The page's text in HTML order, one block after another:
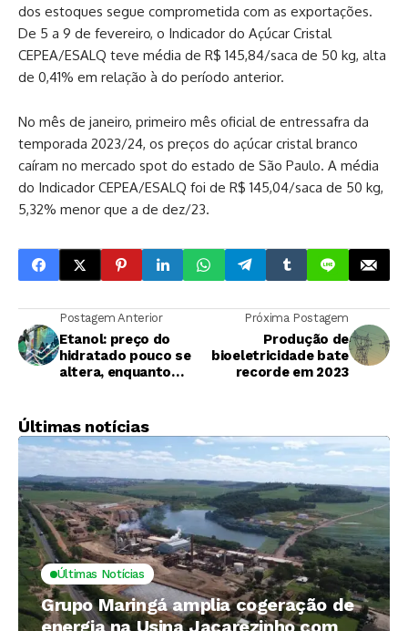
dos estoques segue comprometida com as exportações.
De 5 a 9 de fevereiro, o Indicador do Açúcar Cristal
CEPEA/ESALQ teve média de R$ 145,84/saca de 50 kg, alta
de 0,41% em relação à do período anterior.
No mês de janeiro, primeiro mês oficial de entressafra da
temporada 2023/24, os preços do açúcar cristal branco
caíram no mercado spot do estado de São Paulo. A média
do Indicador CEPEA/ESALQ foi de R$ 145,04/saca de 50 kg,
5,32% menor que a de dez/23.
Postagem Anterior
Etanol: preço do
hidratado pouco se
altera, enquanto
Próxima Postagem
Produção de
bioeletricidade bate
recorde em 2023
Últimas notícias
Últimas Notícias
Grupo Maringá amplia cogeração de